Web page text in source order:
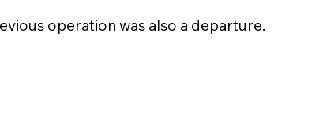
operation was also a departure.